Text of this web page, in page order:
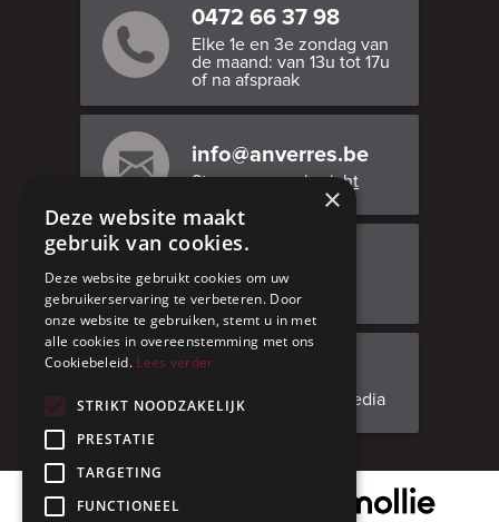
0472 66 37 98
Elke 1e en 3e zondag van
de maand: van 13u tot 17u
of na afspraak
info@anverres.be
Stuur ons een bericht
Adresgegevens
Facebook
Volg ons op social media
Onze veilige betaalpartner
×
Deze website maakt
gebruik van cookies.
Deze website gebruikt cookies om uw
gebruikerservaring te verbeteren. Door
onze website te gebruiken, stemt u in met
alle cookies in overeenstemming met ons
Cookiebeleid. Lees verder
STRIKT NOODZAKELIJK
PRESTATIE
TARGETING
FUNCTIONEEL